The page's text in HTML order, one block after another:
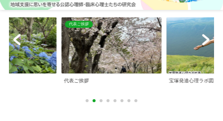
代表ご挨拶
代表ご挨拶 宝塚発達心理ラボ図書